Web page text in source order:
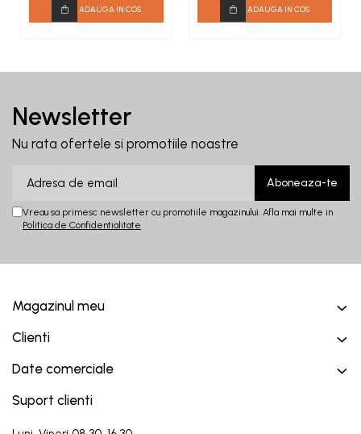
ADAUGA IN COS ADAUGA IN COS
Newsletter
Nu rata ofertele si promotiile noastre
Vreau sa primesc newsletter cu promotiile magazinului. Afla mai multe in
Politica de Confidentialitate
Magazinul meu
Clienti
Date comerciale
Suport clienti